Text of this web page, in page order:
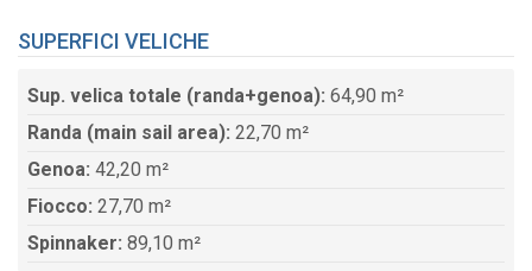
SUPERFICI VELICHE
Sup. velica totale (randa+genoa): 64,90 m²
Randa (main sail area): 22,70 m²
Genoa: 42,20 m²
Fiocco: 27,70 m²
Spinnaker: 89,10 m²